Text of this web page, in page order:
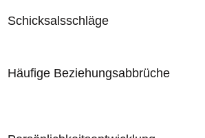
Schicksalsschläge
Häufige Beziehungsabbrüche